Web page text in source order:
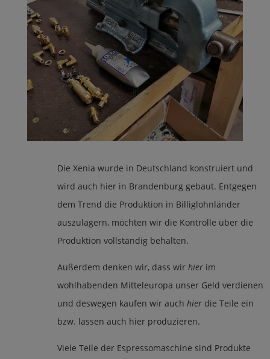
Die Xenia wurde in Deutschland konstruiert und
wird auch hier in Brandenburg gebaut. Entgegen
dem Trend die Produktion in Billiglohnländer
auszulagern, möchten wir die Kontrolle über die
Produktion vollständig behalten.
Außerdem denken wir, dass wir hierim
wohlhabenden Mitteleuropa unser Geld verdienen
und deswegen kaufen wir auch hierdie Teile ein
bzw. lassen auch hier produzieren.
Viele Teile der Espressomaschine sind Produkte